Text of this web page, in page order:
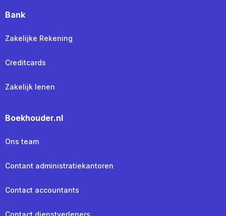
Bank
Zakelijke Rekening
Creditcards
Zakelijk lenen
Boekhouder.nl
Ons team
Contant administratiekantoren
Contact accountants
Contact dienstverleners